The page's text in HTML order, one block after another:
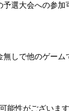
選大会への参加
しで他のゲーム
能性がございます